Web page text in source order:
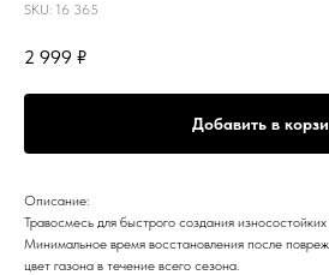
SKU: 16 365
2 999 ₽
Добавить в
Описание:
Травосмесь для быстрого создания
Минимальное время восстановления после
цвет газона в течение всего сезона.